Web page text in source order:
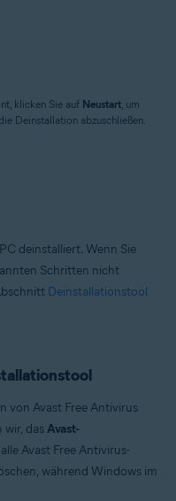
klicken Sie auf Neustart , um
Deinstallation abzuschließen.
deinstalliert. Wenn Sie
Schritten nicht
Deinstallationstool
von Avast Free Antivirus
wir, dasAvast-
Avast Free Antivirus-
während Windows im